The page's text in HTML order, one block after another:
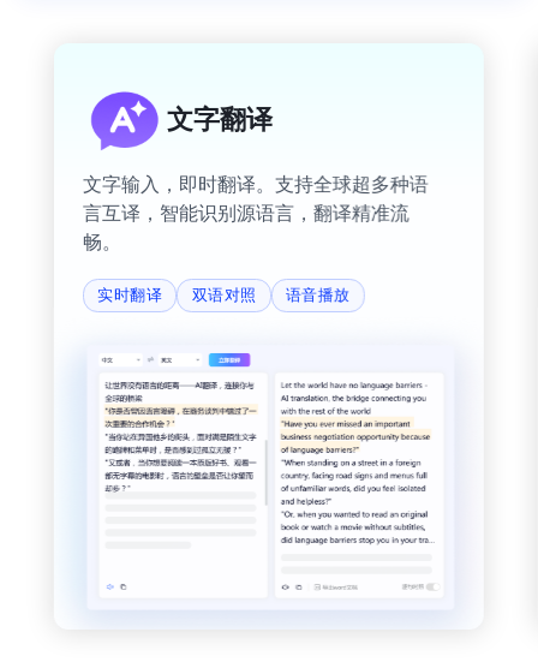
文字翻译
文字输入，即时翻译。支持全球超多种语
言互译，智能识别源语言，翻译精准流
畅。
实时翻译 双语对照 语音播放
语言问题。文档翻译功能可以直接翻译课件上的内
容，导出记录功能让我可以随时回顾之前的翻译内
容，非常实用。